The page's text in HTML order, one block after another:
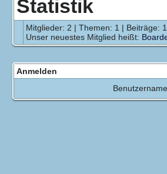
Statistik
Mitglieder: 2 | Themen: 1 | Beiträge:
Unser neuestes Mitglied heißt:
Anmelden